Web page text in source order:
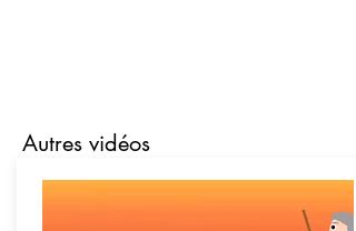
Autres vidéos